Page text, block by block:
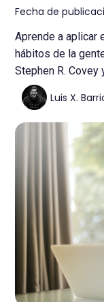
Fecha de
Aprende a aplicar
hábitos de la
Stephen R.
Luis X.